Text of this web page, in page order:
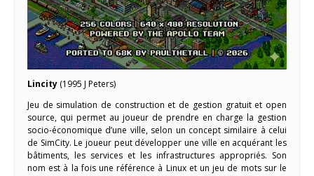
Lincity (1995 J Peters)
Jeu de simulation de construction et de gestion gratuit et open
source, qui permet au joueur de prendre en charge la gestion
socio-économique d’une ville, selon un concept similaire à celui
de SimCity. Le joueur peut développer une ville en acquérant les
bâtiments, les services et les infrastructures appropriés. Son
nom est à la fois une référence à Linux et un jeu de mots sur le